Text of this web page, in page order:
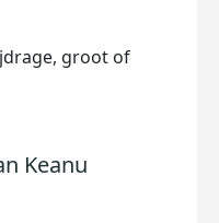
groot of
Keanu